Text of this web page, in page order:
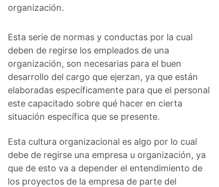
organización.
Esta serie de normas y conductas por la cual
deben de regirse los empleados de una
organización, son necesarias para el buen
desarrollo del cargo que ejerzan, ya que están
elaboradas específicamente para que el personal
este capacitado sobre qué hacer en cierta
situación específica que se presente.
Esta cultura organizacional es algo por lo cual
debe de regirse una empresa u organización, ya
que de esto va a depender el entendimiento de
los proyectos de la empresa de parte del